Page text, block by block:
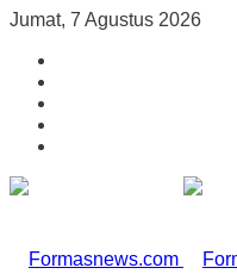
Jumat, 7 Agustus 2026